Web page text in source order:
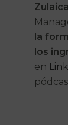
la
los
en